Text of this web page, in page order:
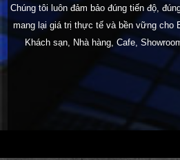
Chúng tôi luôn đảm bảo đúng tiến độ,
mang lại giá trị thực tế và bền vững cho
Khách sạn, Nhà hàng, Cafe,